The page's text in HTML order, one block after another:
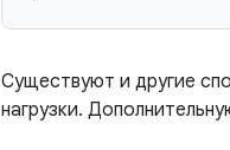
Существуют и другие
нагрузки.